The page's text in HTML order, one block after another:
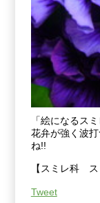
「絵になるス
花弁が強く波
ね!!
【スミレ科 ス
Tweet